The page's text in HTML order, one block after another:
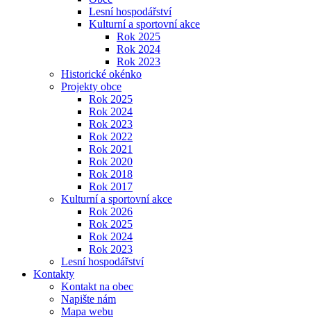
Lesní hospodářství
Kulturní a sportovní akce
Rok 2025
Rok 2024
Rok 2023
Historické okénko
Projekty obce
Rok 2025
Rok 2024
Rok 2023
Rok 2022
Rok 2021
Rok 2020
Rok 2018
Rok 2017
Kulturní a sportovní akce
Rok 2026
Rok 2025
Rok 2024
Rok 2023
Lesní hospodářství
Kontakty
Kontakt na obec
Napište nám
Mapa webu